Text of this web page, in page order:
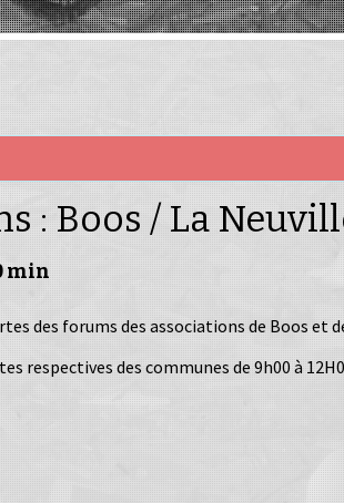
: Boos / La
min
des forums des associations de Boos et
respectives des communes de 9h00 à